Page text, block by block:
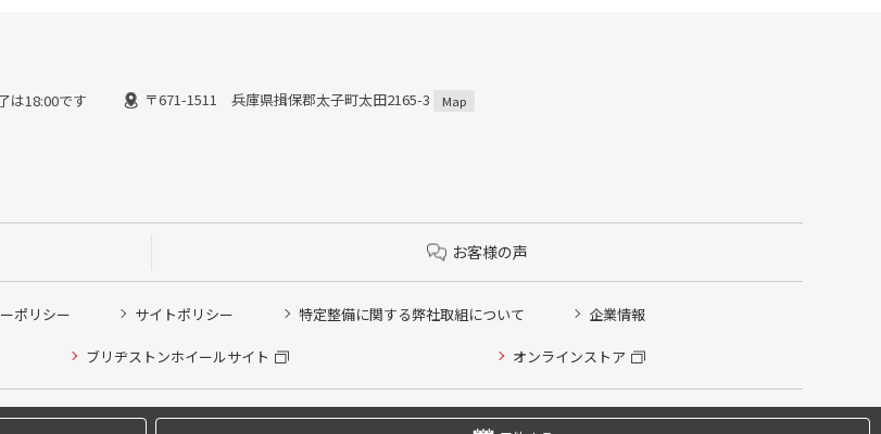
は18:00です 〒671-1511 兵庫県揖保郡太子町太田2165-3 Map
お客様の声
ポリシー サイトポリシー 特定整備に関する弊社取組について 企業情報
ブリヂストンホイールサイト オンラインストア
約
約会員の方はこちらを選択ください
けません